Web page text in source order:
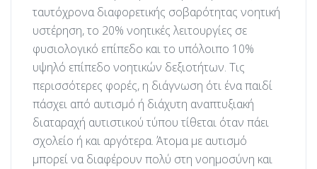
ταυτόχρονα διαφορετικής σοβαρότητας νοητική
υστέρηση, το 20% νοητικές λειτουργίες σε
φυσιολογικό επίπεδο και το υπόλοιπο 10%
υψηλό επίπεδο νοητικών δεξιοτήτων. Τις
περισσότερες φορές, η διάγνωση ότι ένα παιδί
πάσχει από αυτισμό ή διάχυτη αναπτυξιακή
διαταραχή αυτιστικού τύπου τίθεται όταν πάει
σχολείο ή και αργότερα. Άτομα με αυτισμό
μπορεί να διαφέρουν πολύ στη νοημοσύνη και